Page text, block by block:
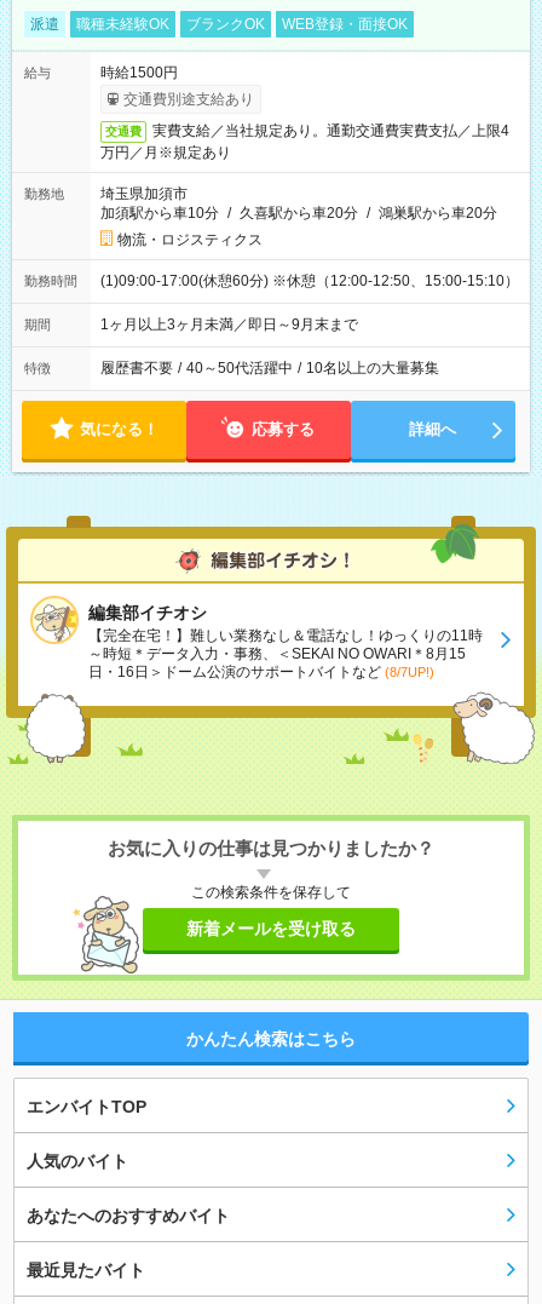
派遣 職種未経験OK ブランクOK WEB登録・面接OK
給与
時給1500円
交通費別途支給あり
交通費
実費支給／当社規定あり。通勤交通費実費支払／上限4
万円／月※規定あり
勤務地
埼玉県加須市
加須駅から車10分 / 久喜駅から車20分 / 鴻巣駅から車20分
物流・ロジスティクス
勤務時間 (1)09:00-17:00(休憩60分) ※休憩（12:00-12:50、15:00-15:10）
期間 1ヶ月以上3ヶ月未満／即日～9月末まで
特徴 履歴書不要 / 40～50代活躍中 / 10名以上の大量募集
気になる！ 応募する 詳細へ
編集部イチオシ
【完全在宅！】難しい業務なし＆電話なし！ゆっくりの11時
～時短＊データ入力・事務、＜SEKAI NO OWARI＊8月15
日・16日＞ドーム公演のサポートバイトなど (8/7UP!)
お気に入りの仕事は見つかりましたか？
この検索条件を保存して
新着メールを受け取る
かんたん検索はこちら
エンバイトTOP
人気のバイト
あなたへのおすすめバイト
最近見たバイト